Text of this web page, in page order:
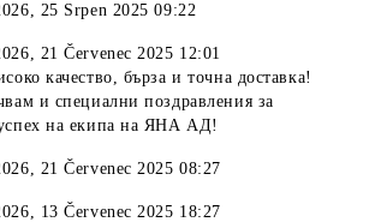
, 25 Srpen 2025 09:22
, 21 Červenec 2025 12:01
качество, бърза и точна доставка!
и специални поздравления за
на екипа на ЯНА АД!
, 21 Červenec 2025 08:27
, 13 Červenec 2025 18:27